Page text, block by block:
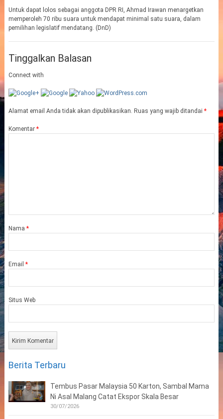
Untuk dapat lolos sebagai anggota DPR RI, Ahmad Irawan menargetkan
memperoleh 70 ribu suara untuk mendapat minimal satu suara, dalam
pemilihan legislatif mendatang. (DnD)
Tinggalkan Balasan
Connect with
Alamat email Anda tidak akan dipublikasikan. Ruas yang wajib ditandai *
Komentar *
Nama *
Email *
Situs Web
Berita Terbaru
Tembus Pasar Malaysia 50 Karton, Sambal Mama
Ni Asal Malang Catat Ekspor Skala Besar
30/07/2026